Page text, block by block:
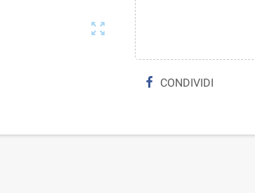

CONDIVIDI